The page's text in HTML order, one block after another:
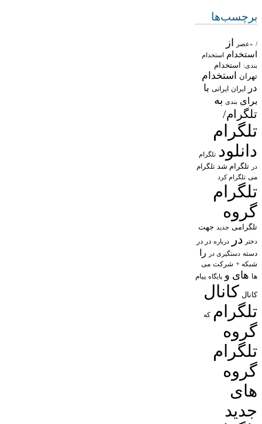
برچسب‌ها
/ «عصر از
استخدام استخدام
بندی: استخدام
تهران
استخدام
در
ایران ایرانی با
برای بندی به
تلگرام/
تلگرام
دانلود تلگرام
در تلگرام شد تلگرام
می تلگرام کرد
تلگرام
گروه
تلگرامی جدید جهت
دختر در درباره در در
دسته دستگیری در را
شبکه + شرکت می
ها های و پایگاه پیام
کانال کانال
تلگرام که
گروه
تلگرام
گروه
های
جدید